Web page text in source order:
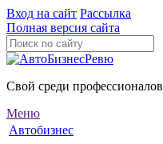
Вход на сайт Рассылка
Полная версия сайта
Свой среди профессионалов
Меню
Автобизнес